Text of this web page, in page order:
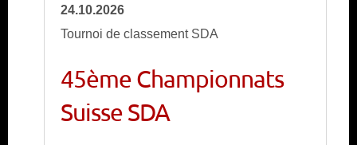
24.10.2026
Tournoi de classement SDA
45ème Championnats
Suisse SDA